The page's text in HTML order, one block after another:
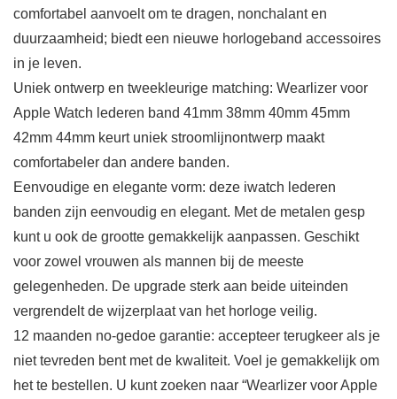
comfortabel aanvoelt om te dragen, nonchalant en
duurzaamheid; biedt een nieuwe horlogeband accessoires
in je leven.
Uniek ontwerp en tweekleurige matching: Wearlizer voor
Apple Watch lederen band 41mm 38mm 40mm 45mm
42mm 44mm keurt uniek stroomlijnontwerp maakt
comfortabeler dan andere banden.
Eenvoudige en elegante vorm: deze iwatch lederen
banden zijn eenvoudig en elegant. Met de metalen gesp
kunt u ook de grootte gemakkelijk aanpassen. Geschikt
voor zowel vrouwen als mannen bij de meeste
gelegenheden. De upgrade sterk aan beide uiteinden
vergrendelt de wijzerplaat van het horloge veilig.
12 maanden no-gedoe garantie: accepteer terugkeer als je
niet tevreden bent met de kwaliteit. Voel je gemakkelijk om
het te bestellen. U kunt zoeken naar “Wearlizer voor Apple